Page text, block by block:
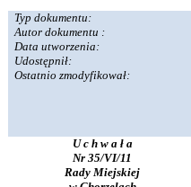
Typ dokumentu:
Autor dokumentu :
Data utworzenia:
Udostępnił:
Ostatnio zmodyfikował:
U c h w a ł a
Nr 35/VI/11
Rady Miejskiej